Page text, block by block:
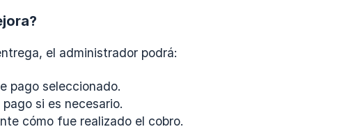
el administrador podrá:
pago seleccionado.
si es necesario.
cómo fue realizado el cobro.